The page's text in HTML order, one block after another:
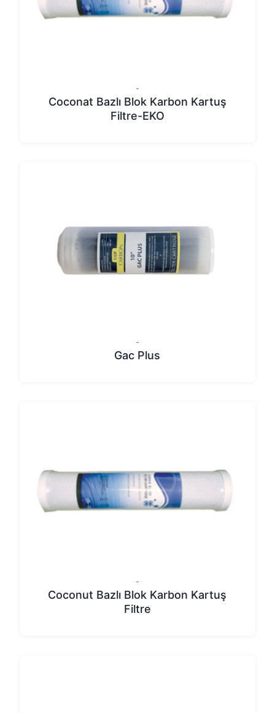
-
Coconat Bazlı Blok Karbon Kartuş
Filtre-EKO
-
Gac Plus
-
Coconut Bazlı Blok Karbon Kartuş
Filtre